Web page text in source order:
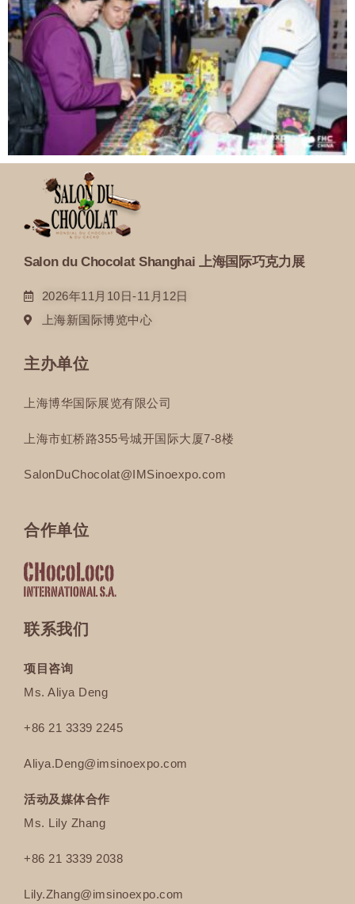
Salon du Chocolat Shanghai 上海国际巧克力展
2026年11月10日-11月12日
上海新国际博览中心
主办单位
上海博华国际展览有限公司
上海市虹桥路355号城开国际大厦7-8楼
SalonDuChocolat@IMSinoexpo.com
合作单位
联系我们
项目咨询
Ms. Aliya Deng
+86 21 3339 2245
Aliya.Deng@imsinoexpo.com
活动及媒体合作
Ms. Lily Zhang
+86 21 3339 2038
Lily.Zhang@imsinoexpo.com